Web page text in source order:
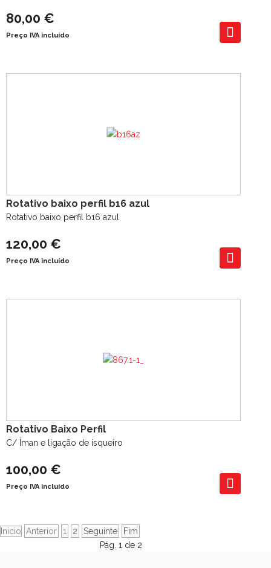
80,00 €
Preço IVA incluído
Rotativo baixo perfil b16 azul
Rotativo baixo perfil b16 azul
120,00 €
Preço IVA incluído
Rotativo Baixo Perfil
C/ Íman e ligação de isqueiro
100,00 €
Preço IVA incluído
Início Anterior 1 2 Seguinte
Fim
Pág. 1 de 2